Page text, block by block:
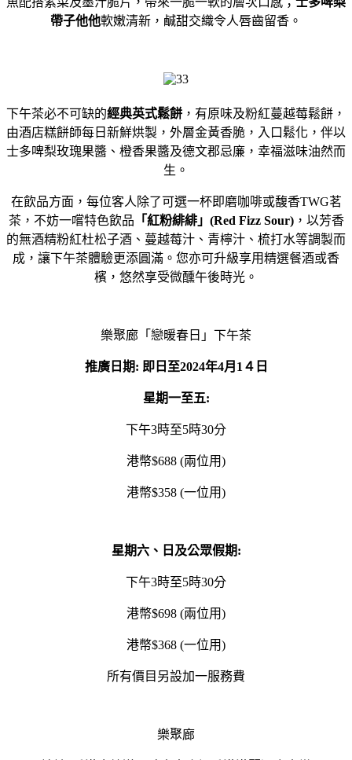
帶子他他軟嫩清新，鹹甜交織令人唇齒留香。
下午茶必不可缺的經典英式鬆餅 ，有原味及粉紅蔓越莓鬆餅，
由酒店糕餅師每日新鮮烘製，外層金黃香脆，入口鬆化，伴以
士多啤梨玫瑰果醬、橙香果醬及德文郡忌廉，幸福滋味油然而
生。
在飲品方面，每位客人除了可選一杯即磨咖啡或馥香TWG茗
茶，不妨一嚐特色飲品 「紅粉緋緋」 (Red Fizz Sour)，以芳香
的無酒精粉紅杜松子酒、蔓越莓汁、青檸汁、梳打水等調製而
成，讓下午茶體驗更添圓滿。您亦可升級享用精選餐酒或香
檳，悠然享受微醺午後時光。
樂聚廊「戀暖春日」下午茶
推廣日期: 即日至2024年4月 1 ４日
星期一至五:
下午3時至5時30分
港幣$688 (兩位用)
港幣$358 (一位用)
星期六、日及公眾假期:
下午3時至5時30分
港幣$698 (兩位用)
港幣$368 (一位用)
所有價目另設加一服務費
樂聚廊